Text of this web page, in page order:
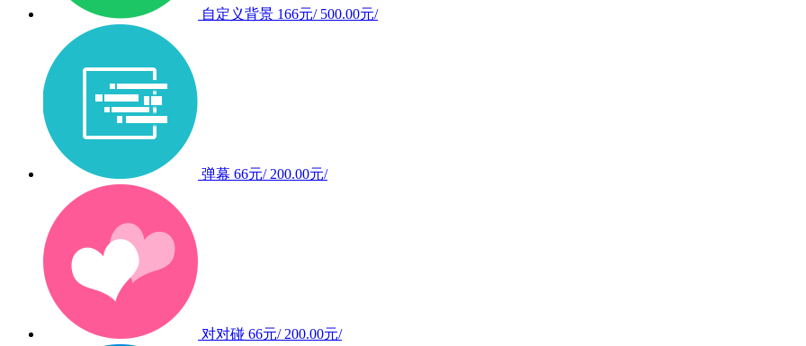
自定义背景 166元/ 500.00元/
弹幕 66元/ 200.00元/
对对碰 66元/ 200.00元/